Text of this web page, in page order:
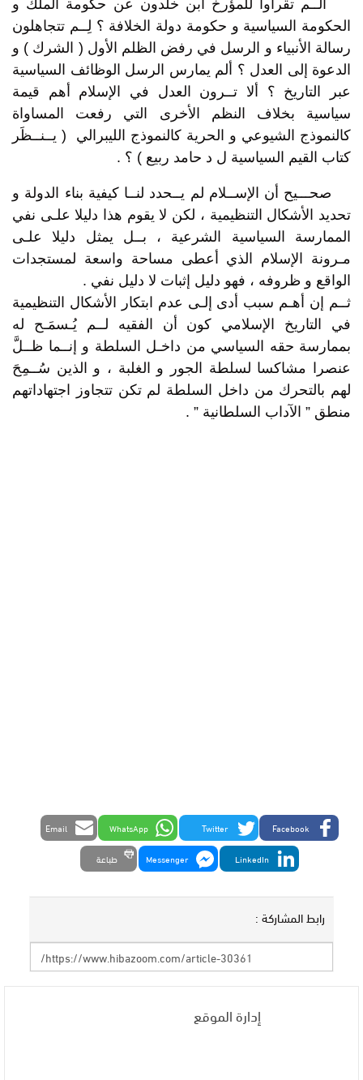
ألــم تقرأوا للمؤرخ ابن خلدون عن حكومة الملك و
الحكومة السياسية و حكومة دولة الخلافة ؟ لِــم تتجاهلون
رسالة الأنبياء و الرسل في رفض الظلم الأول ( الشرك ) و
الدعوة إلى العدل ؟ ألم يمارس الرسل الوظائف السياسية
عبر التاريخ ؟ ألا تــرون العدل في الإسلام أهم قيمة
سياسية بخلاف النظم الأخرى التي رفعت المساواة
كالنموذج الشيوعي و الحرية كالنموذج الليبرالي ( يــنــظَر
كتاب القيم السياسية ل د حامد ربيع ) ؟ .
صحـــيح أن الإســلام لم يــحدد لنــا كيفية بناء الدولة و
تحديد الأشكال التنظيمية ، لكن لا يقوم هذا دليلا علـى نفي
الممارسة السياسية الشرعية ، بــل يمثل دليلا علـى
مـرونة الإسلام الذي أعطى مساحة واسعة لمستجدات
الواقع و ظروفه ، فهو دليل إثبات لا دليل نفي .
ثــم إن أهـم سبب أدى إلـى عدم ابتكار الأشكال التنظيمية
في التاريخ الإسلامي كون أن الفقيه لــم يُـسمَـح له
بممارسة حقه السياسي من داخـل السلطة و إنــما ظــلَّ
عنصرا مشاكسا لسلطة الجور و الغلبة ، و الذين سُــمِحَ
لهم بالتحرك من داخل السلطة لم تكن تتجاوز اجتهاداتهم
منطق ” الآداب السلطانية ” .
Facebook
Twitter
WhatsApp
Email
LinkedIn
Messenger طباعة
رابط المشاركة :
إدارة الموقع